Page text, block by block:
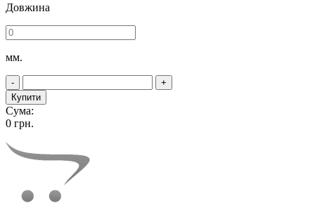
Довжина
мм.
-
+
Купити
Сума:
0 грн.